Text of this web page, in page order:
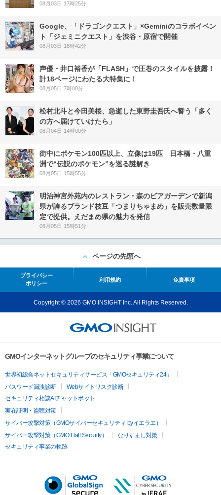
08月03日 17時25分
Google、「ドラゴンクエスト」×Geminiのコラボイベン
ト「ジェミニクエスト」を渋谷・原宿で開催
08月03日 18時42分
声優・井口裕香が「FLASH」で圧巻のスタイルを披露！
計18ページにわたる大特集に！
08月05日 7時00分
松村北斗と今田美桜、急逝した東野圭吾氏へ誓う「多く
の方へ届けていけたら」
08月04日 14時00分
街中にポケモン100匹以上、立像は19匹 日本橋・八重
洲で“伝説のポケモン”を巡る謎解き
08月05日 15時55分
明治神宮外苑内のレストラン・森のビアガーデンで新潟
県が誇るブランド枝豆「つまりちゃまめ」を販売数量限
定で提供。えだまめ県の魅力を発信
08月05日 15時51分
ページの先頭へ
プライバシー
ポリシー
利用規約 免責事項
Copyright © 2026 GMO INSIGHT Inc. All Rights Reserved.
GMOインターネットグループのセキュリティ事業について
世界初総合ネットセキュリティサービス「GMOセキュリティ24」
パスワード漏洩診断
Webサイトリスク診断
セキュリティ相談AIチャットボット
実在証明・盗聴対策
サイバー攻撃対策（GMOサイバーセキュリティ byイエラエ）
サイバー攻撃対策（GMO Flatt Security）
なりすまし対策
セキュリティ事業の軌跡